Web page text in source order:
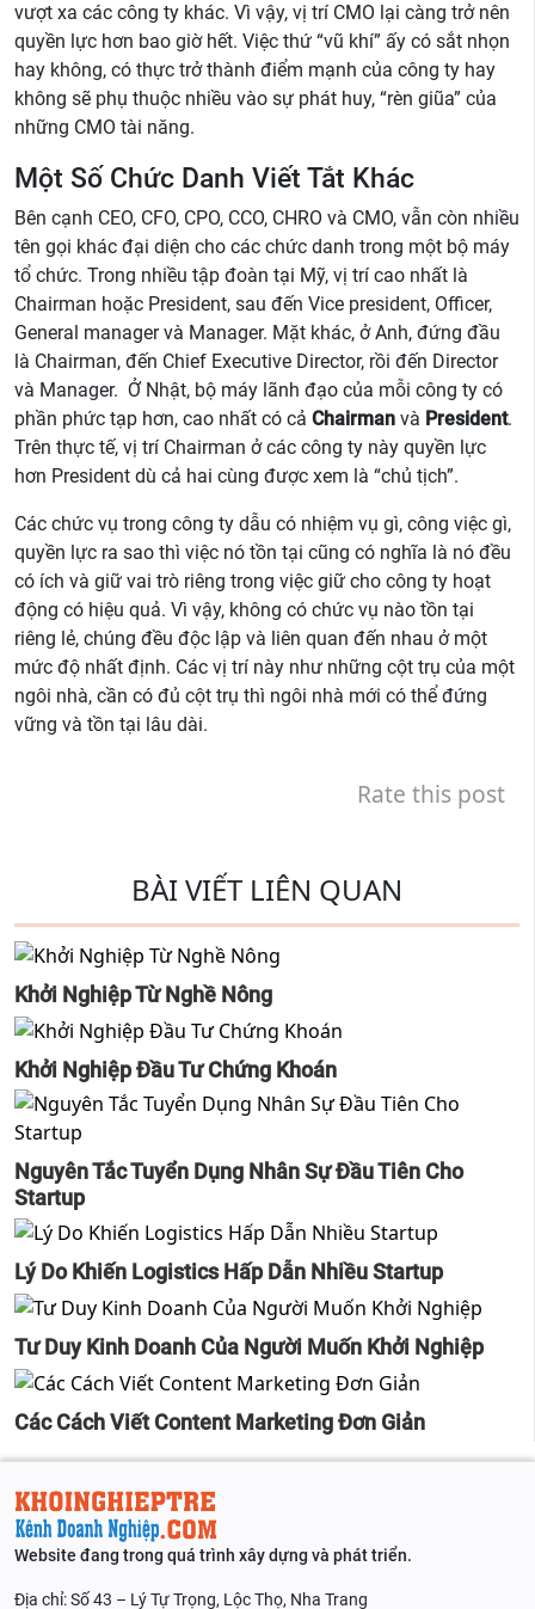
vượt xa các công ty khác. Vì vậy, vị trí CMO lại càng trở nên
quyền lực hơn bao giờ hết. Việc thứ “vũ khí” ấy có sắt nhọn
hay không, có thực trở thành điểm mạnh của công ty hay
không sẽ phụ thuộc nhiều vào sự phát huy, “rèn giũa” của
những CMO tài năng.
Một Số Chức Danh Viết Tắt Khác
Bên cạnh CEO, CFO, CPO, CCO, CHRO và CMO, vẫn còn nhiều
tên gọi khác đại diện cho các chức danh trong một bộ máy
tổ chức. Trong nhiều tập đoàn tại Mỹ, vị trí cao nhất là
Chairman hoặc President, sau đến Vice president, Officer,
General manager và Manager. Mặt khác, ở Anh, đứng đầu
là Chairman, đến Chief Executive Director, rồi đến Director
và Manager. Ở Nhật, bộ máy lãnh đạo của mỗi công ty có
phần phức tạp hơn, cao nhất có cả Chairman và President.
Trên thực tế, vị trí Chairman ở các công ty này quyền lực
hơn President dù cả hai cùng được xem là “chủ tịch”.
Các chức vụ trong công ty dẫu có nhiệm vụ gì, công việc gì,
quyền lực ra sao thì việc nó tồn tại cũng có nghĩa là nó đều
có ích và giữ vai trò riêng trong việc giữ cho công ty hoạt
động có hiệu quả. Vì vậy, không có chức vụ nào tồn tại
riêng lẻ, chúng đều độc lập và liên quan đến nhau ở một
mức độ nhất định. Các vị trí này như những cột trụ của một
ngôi nhà, cần có đủ cột trụ thì ngôi nhà mới có thể đứng
vững và tồn tại lâu dài.
Rate this post
BÀI VIẾT LIÊN QUAN
Khởi Nghiệp Từ Nghề Nông
Khởi Nghiệp Đầu Tư Chứng Khoán
Nguyên Tắc Tuyển Dụng Nhân Sự Đầu Tiên Cho
Startup
Lý Do Khiến Logistics Hấp Dẫn Nhiều Startup
Tư Duy Kinh Doanh Của Người Muốn Khởi Nghiệp
Các Cách Viết Content Marketing Đơn Giản
Website đang trong quá trình xây dựng và phát triển.
Địa chỉ: Số 43 – Lý Tự Trọng, Lộc Thọ, Nha Trang